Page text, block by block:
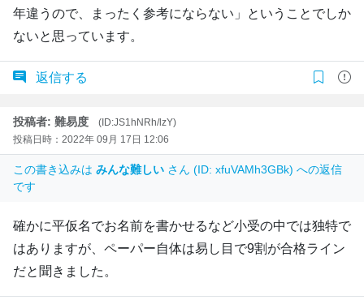
年違うので、まったく参考にならない」ということでしか
ないと思っています。
返信する
投稿者: 難易度
(ID:JS1hNRh/lzY)
投稿日時：2022年 09月 17日 12:06
この書き込みは みんな難しい さん (ID: xfuVAMh3GBk) への返信
です
確かに平仮名でお名前を書かせるなど小受の中では独特で
はありますが、ペーパー自体は易し目で9割が合格ライン
だと聞きました。